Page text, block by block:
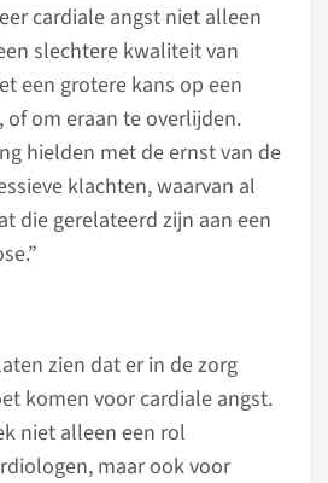
cardiale angst niet alleen
slechtere kwaliteit van
een grotere kans op een
of om eraan te overlijden.
hielden met de ernst van de
klachten, waarvan al
die gerelateerd zijn aan een
zien dat er in de zorg
komen voor cardiale angst.
niet alleen een rol
maar ook voor